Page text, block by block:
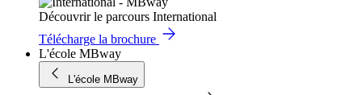
Découvrir le parcours International
Télécharge la brochure
L'école MBway
L'école MBway